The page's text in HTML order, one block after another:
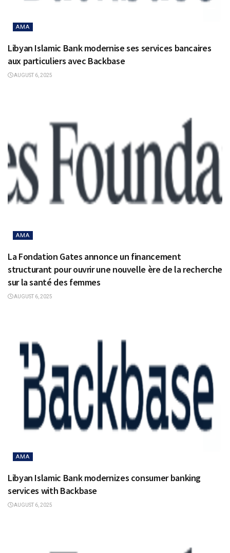
AMA
Libyan Islamic Bank modernise ses services bancaires
aux particuliers avec Backbase
AUGUST 6, 2025
AMA
La Fondation Gates annonce un financement
structurant pour ouvrir une nouvelle ère de la recherche
sur la santé des femmes
AUGUST 6, 2025
AMA
Libyan Islamic Bank modernizes consumer banking
services with Backbase
AUGUST 6, 2025